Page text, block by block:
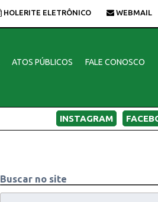
HOLERITE ELETRÔNICO WEBMAIL
ATOS PÚBLICOS FALE CONOSCO
INSTAGRAM
Buscar no site